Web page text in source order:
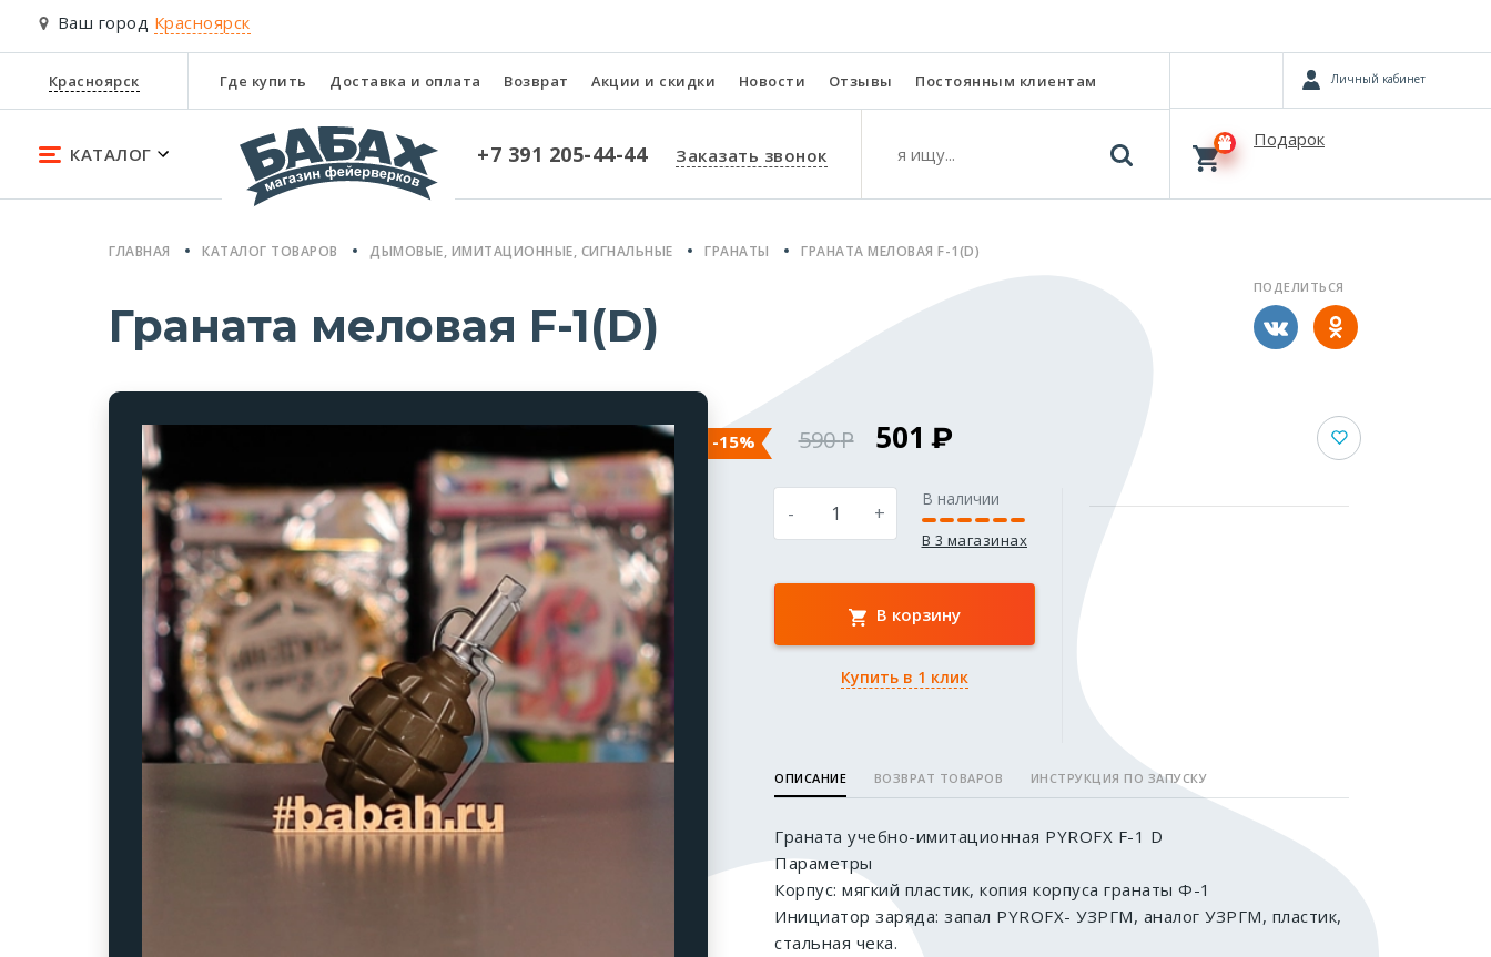
Ваш город Красноярск
Красноярск Где купить Доставка и оплата Возврат Акции и скидки Новости Отзывы Постоянным клиентам
КАТАЛОГ +7 391 205-44-44 Заказать звонок
Личный кабинет
Подарок
ГЛАВНАЯ КАТАЛОГ ТОВАРОВ ДЫМОВЫЕ, ИМИТАЦИОННЫЕ, СИГНАЛЬНЫЕ ГРАНАТЫ ГРАНАТА МЕЛОВАЯ F-1(D)
Граната меловая F-1(D)
ПОДЕЛИТЬСЯ
-15% 590 501
- +
В наличии
В 3 магазинах
В корзину
Купить в 1 клик
ОПИСАНИЕ ВОЗВРАТ ТОВАРОВ ИНСТРУКЦИЯ ПО ЗАПУСКУ
Граната учебно-имитационная PYROFX F-1 D
Параметры
Корпус: мягкий пластик, копия корпуса гранаты Ф-1
Инициатор заряда: запал PYROFX- УЗРГМ, аналог УЗРГМ, пластик,
стальная чека.